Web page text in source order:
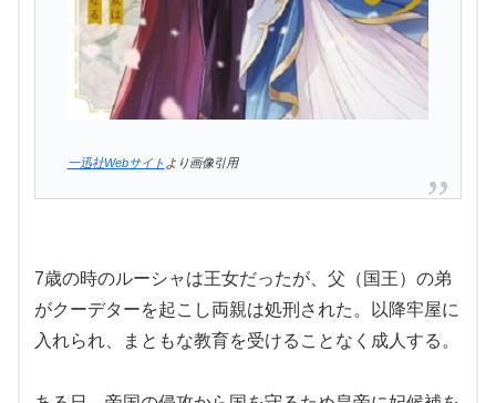
一迅社Webサイト より画像引用
7歳の時のルーシャは王女だったが、父（国王）の弟
がクーデターを起こし両親は処刑された。以降牢屋に
入れられ、まともな教育を受けることなく成人する。